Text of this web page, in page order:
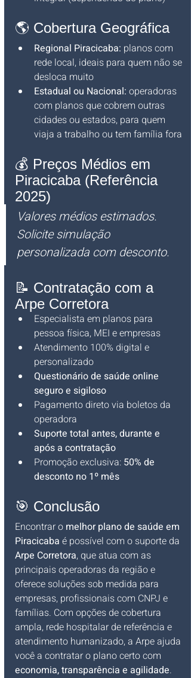
🌎 Cobertura Geográfica
Regional Piracicaba: planos com
rede local, ideais para quem não se
desloca muito
Estadual ou Nacional: operadoras
com planos que cobrem outras
cidades ou estados, para quem
viaja a trabalho ou tem família fora
💰 Preços Médios em
Piracicaba (Referência
2025)
Valores médios estimados.
Solicite simulação
personalizada com desconto.
📝 Contratação com a
Arpe Corretora
Especialista em planos para
pessoa física, MEI e empresas
Atendimento 100% digital e
personalizado
Questionário de saúde online
seguro e sigiloso
Pagamento direto via boletos da
operadora
Suporte total antes, durante e
após a contratação
Promoção exclusiva: 50% de
desconto no 1º mês
🎯 Conclusão
Encontrar o melhor plano de saúde em
Piracicaba é possível com o suporte da
Arpe Corretora, que atua com as
principais operadoras da região e
oferece soluções sob medida para
empresas, profissionais com CNPJ e
famílias. Com opções de cobertura
ampla, rede hospitalar de referência e
atendimento humanizado, a Arpe ajuda
você a contratar o plano certo com
economia, transparência e agilidade.